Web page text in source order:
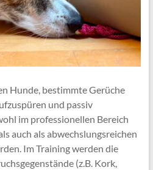
Hunde, bestimmte Gerüche
und passiv
im professionellen Bereich
auch als abwechslungsreichen
Im Training werden die
(z.B. Kork,